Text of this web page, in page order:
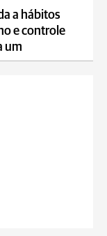
a hábitos
e controle
um